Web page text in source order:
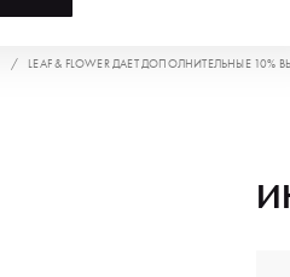
LEAF & FLOWER ДАЕТ ДОПОЛНИТЕЛЬНЫЕ 10%